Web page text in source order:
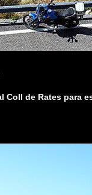
Coll de Rates para